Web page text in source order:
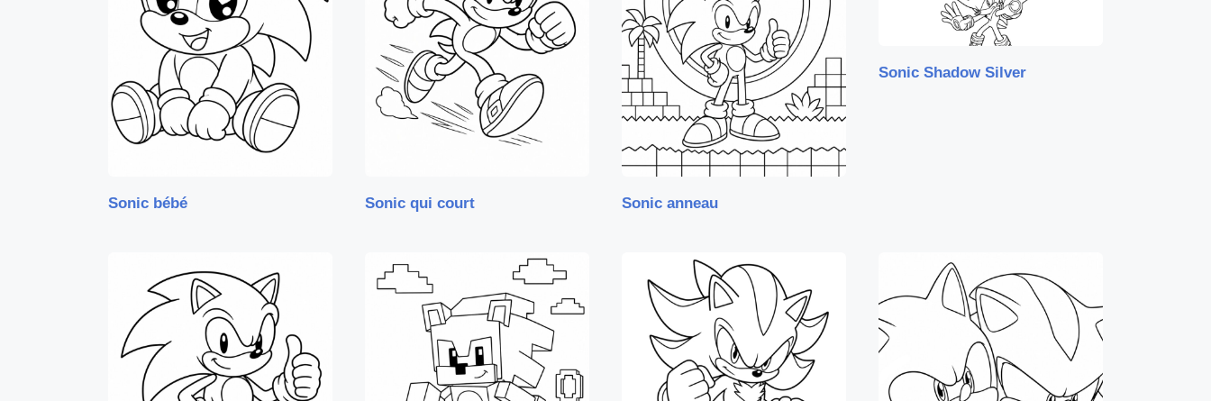
Sonic bébé Sonic qui court Sonic anneau
Sonic Shadow Silver